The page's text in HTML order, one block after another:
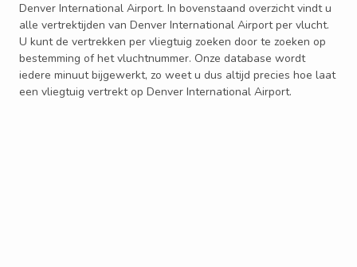
Denver International Airport. In bovenstaand overzicht vindt u
alle vertrektijden van Denver International Airport per vlucht.
U kunt de vertrekken per vliegtuig zoeken door te zoeken op
bestemming of het vluchtnummer. Onze database wordt
iedere minuut bijgewerkt, zo weet u dus altijd precies hoe laat
een vliegtuig vertrekt op Denver International Airport.